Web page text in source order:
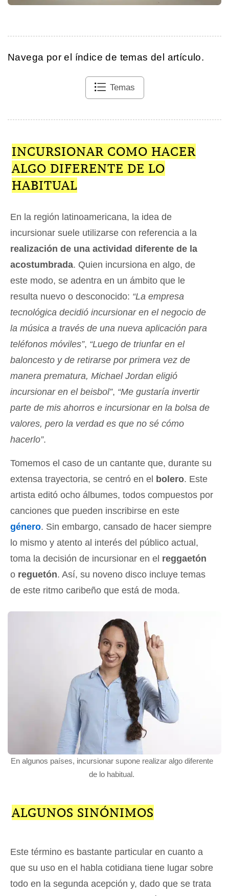
Navega por el índice de temas del artículo.
Temas
INCURSIONAR COMO HACER
ALGO DIFERENTE DE LO
HABITUAL
En la región latinoamericana, la idea de
incursionar suele utilizarse con referencia a la
realización de una actividad diferente de la
acostumbrada. Quien incursiona en algo, de
este modo, se adentra en un ámbito que le
resulta nuevo o desconocido: “La empresa
tecnológica decidió incursionar en el negocio de
la música a través de una nueva aplicación para
teléfonos móviles”, “Luego de triunfar en el
baloncesto y de retirarse por primera vez de
manera prematura, Michael Jordan eligió
incursionar en el beisbol”, “Me gustaría invertir
parte de mis ahorros e incursionar en la bolsa de
valores, pero la verdad es que no sé cómo
hacerlo”.
Tomemos el caso de un cantante que, durante su
extensa trayectoria, se centró en el bolero. Este
artista editó ocho álbumes, todos compuestos por
canciones que pueden inscribirse en este
género. Sin embargo, cansado de hacer siempre
lo mismo y atento al interés del público actual,
toma la decisión de incursionar en el reggaetón
o reguetón. Así, su noveno disco incluye temas
de este ritmo caribeño que está de moda.
En algunos países, incursionar supone realizar algo diferente
de lo habitual.
ALGUNOS SINÓNIMOS
Este término es bastante particular en cuanto a
que su uso en el habla cotidiana tiene lugar sobre
todo en la segunda acepción y, dado que se trata